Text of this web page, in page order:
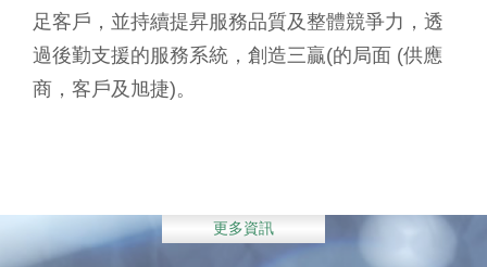
足客戶，並持續提昇服務品質及整體競爭力，透
過後勤支援的服務系統，創造三贏(的局面 (供應
商，客戶及旭捷)。
更多資訊